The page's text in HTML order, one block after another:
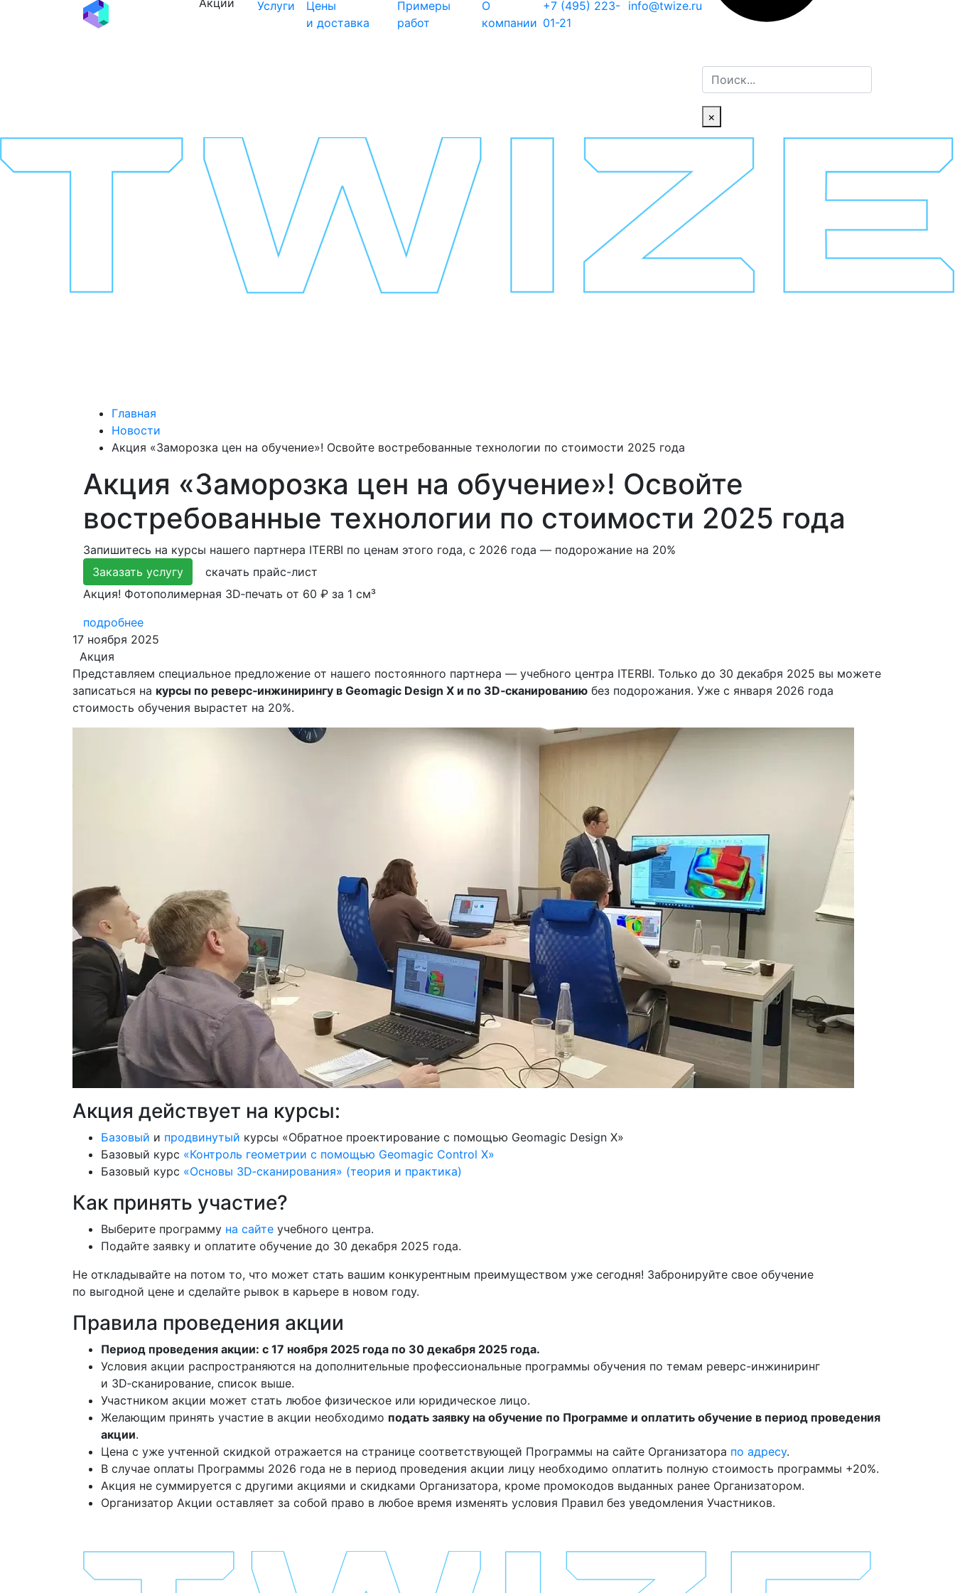
Услуги
Цены
и доставка
Примеры
работ
О
компании
+7 (495) 223-
01-21
info@twize.ru
Поиск
×
Главная
Новости
Акция «Заморозка цен на обучение»! Освойте востребованные технологии по стоимости 2025 года
Акция «Заморозка цен на обучение»! Освойте
востребованные технологии по стоимости 2025 года
Запишитесь на курсы нашего партнера ITERBI по ценам этого года, с 2026 года — подорожание на 20%
Заказать услугу
скачать прайс-лист
Акция! Фотополимерная 3D‑печать от 60 ₽ за 1 см³
подробнее
17 ноября 2025
Акция
Представляем специальное предложение от нашего постоянного партнера — учебного центра ITERBI. Только до 30 декабря 2025 вы можете
записаться на курсы по реверс‑инжинирингу в Geomagic Design X и по 3D‑сканированию без подорожания. Уже с января 2026 года
стоимость обучения вырастет на 20%.
Акция действует на курсы:
Базовый и продвинутый курсы «Обратное проектирование с помощью Geomagic Design X»
Базовый курс «Контроль геометрии с помощью Geomagic Control X»
Базовый курс «Основы 3D‑сканирования» (теория и практика)
Как принять участие?
Выберите программу на сайте учебного центра.
Подайте заявку и оплатите обучение до 30 декабря 2025 года.
Не откладывайте на потом то, что может стать вашим конкурентным преимуществом уже сегодня! Забронируйте свое обучение
по выгодной цене и сделайте рывок в карьере в новом году.
Правила проведения акции
Период проведения акции: с 17 ноября 2025 года по 30 декабря 2025 года.
Условия акции распространяются на дополнительные профессиональные программы обучения по темам реверс-инжиниринг
и 3D‑сканирование, список выше.
Участником акции может стать любое физическое или юридическое лицо.
Желающим принять участие в акции необходимо подать заявку на обучение по Программе и оплатить обучение в период проведения
акции.
Цена с уже учтенной скидкой отражается на странице соответствующей Программы на сайте Организатора по адресу.
В случае оплаты Программы 2026 года не в период проведения акции лицу необходимо оплатить полную стоимость программы +20%.
Акция не суммируется с другими акциями и скидками Организатора, кроме промокодов выданных ранее Организатором.
Организатор Акции оставляет за собой право в любое время изменять условия Правил без уведомления Участников.